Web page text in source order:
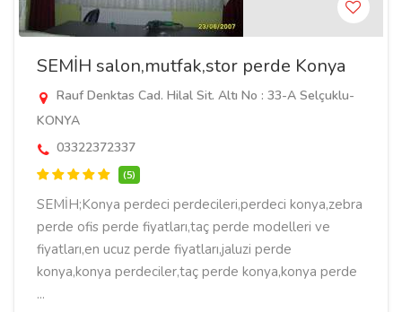
SEMİH salon,mutfak,stor perde Konya
Rauf Denktas Cad. Hilal Sit. Altı No : 33-A Selçuklu-
KONYA
03322372337
(5)
SEMİH;Konya perdeci perdecileri,perdeci konya,zebra
perde ofis perde fiyatları,taç perde modelleri ve
fiyatları,en ucuz perde fiyatları,jaluzi perde
konya,konya perdeciler,taç perde konya,konya perde
...